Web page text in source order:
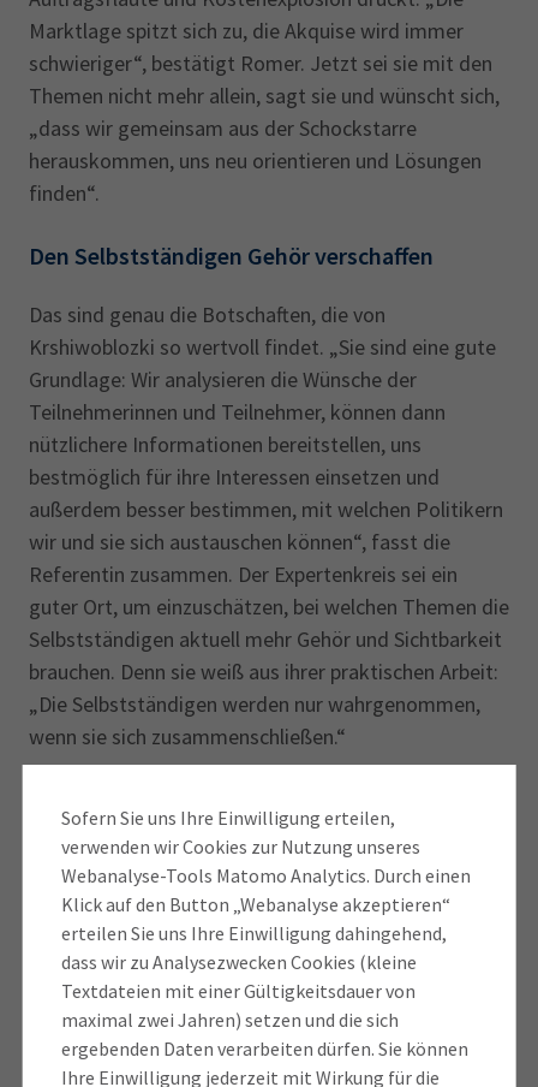
Sofern Sie uns Ihre Einwilligung erteilen,
verwenden wir Cookies zur Nutzung unseres
Webanalyse-Tools Matomo Analytics. Durch einen
Klick auf den Button „Webanalyse akzeptieren“
erteilen Sie uns Ihre Einwilligung dahingehend,
dass wir zu Analysezwecken Cookies (kleine
Textdateien mit einer Gültigkeitsdauer von
maximal zwei Jahren) setzen und die sich
ergebenden Daten verarbeiten dürfen. Sie können
Ihre Einwilligung jederzeit mit Wirkung für die
Marktlage spitzt sich zu, die Akquise wird immer
schwieriger“, bestätigt Romer. Jetzt sei sie mit den
Themen nicht mehr allein, sagt sie und wünscht sich,
„dass wir gemeinsam aus der Schockstarre
herauskommen, uns neu orientieren und Lösungen
finden“.
Den Selbstständigen Gehör verschaffen
Das sind genau die Botschaften, die von
Krshiwoblozki so wertvoll findet. „Sie sind eine gute
Grundlage: Wir analysieren die Wünsche der
Teilnehmerinnen und Teilnehmer, können dann
nützlichere Informationen bereitstellen, uns
bestmöglich für ihre Interessen einsetzen und
außerdem besser bestimmen, mit welchen Politikern
wir und sie sich austauschen können“, fasst die
Referentin zusammen. Der Expertenkreis sei ein
guter Ort, um einzuschätzen, bei welchen Themen die
Selbstständigen aktuell mehr Gehör und Sichtbarkeit
brauchen. Denn sie weiß aus ihrer praktischen Arbeit:
„Die Selbstständigen werden nur wahrgenommen,
wenn sie sich zusammenschließen.“
Wie es weiter geht? In Zukunft sollen regelmäßige
Treffen stattfinden, weitere Teilnehmer sind sehr
willkommen. Aktuell geht von Krshiwoblozki das
Thema Finanzen und Förderungen in einem Podcast
an, ihre KolleginJulia Fuchsplant dazu eine
Veranstaltung im Herbst 2026. Geplant ist auch ein
politisches Frühstück. Romer möchte in jedem Fall